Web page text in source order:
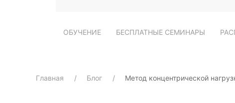
ОБУЧЕНИЕ БЕСПЛАТНЫЕ СЕМИНАРЫ
Главная Блог Метод концентрической